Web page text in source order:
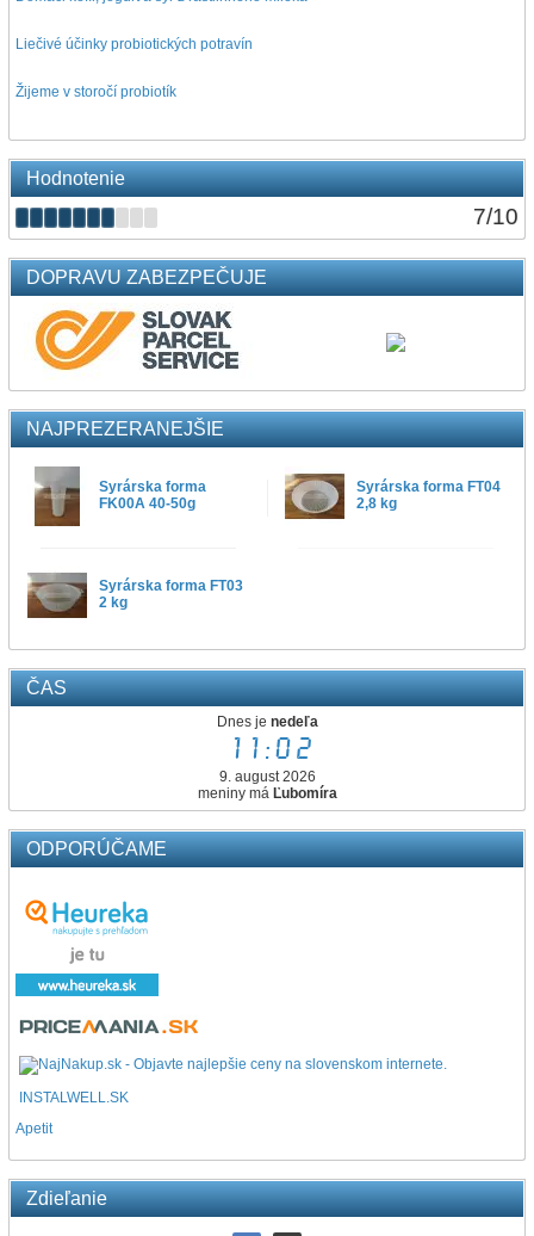
Liečivé účinky probiotických potravín
Žijeme v storočí probiotík
Hodnotenie
7/10
DOPRAVU ZABEZPEČUJE
NAJPREZERANEJŠIE
Syrárska forma
FK00A 40-50g
Syrárska forma FT04
2,8 kg
Syrárska forma FT03
2 kg
ČAS
Dnes je nedeľa
11:02
9. august 2026
meniny má Ľubomíra
ODPORÚČAME
INSTALWELL.SK
Apetit
Zdieľanie